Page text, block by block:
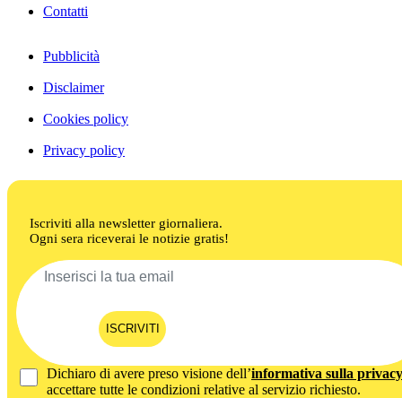
Contatti
Pubblicità
Disclaimer
Cookies policy
Privacy policy
Iscriviti alla newsletter giornaliera.
Ogni sera riceverai le notizie gratis!
ISCRIVITI
Dichiaro di avere preso visione dell’informativa sulla privacy
accettare tutte le condizioni relative al servizio richiesto.